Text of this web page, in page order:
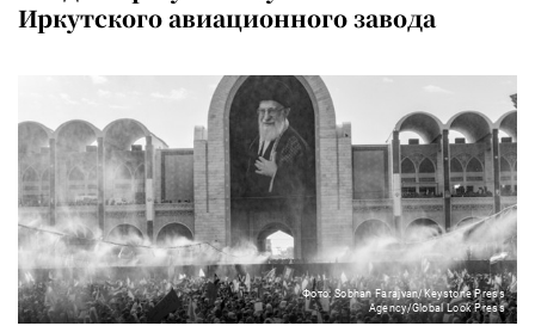
Иркутского авиационного завода
Фото: Sobhan Farajvan/Keystone Press
Agency/Global Look Press